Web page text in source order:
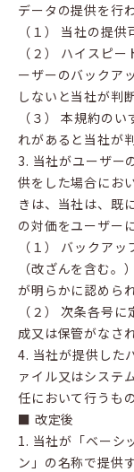
データの提供を行
（１） 当社の提
（２） ハイスピ
ーザーのバックア
しないと当社が判
（３） 本規約の
れがあると当社が
3. 当社がユーザー
供をした場合にお
きは、当社は、既
の対価をユーザー
（１） バックア
（改ざんを含む
が明らかに認めら
（２） 次条各号
成又は保管がなさ
4. 当社が提供した
ァイル又はシステ
任において行うも
■ 改定後
1. 当社が「ベーシ
ン」の名称で提供